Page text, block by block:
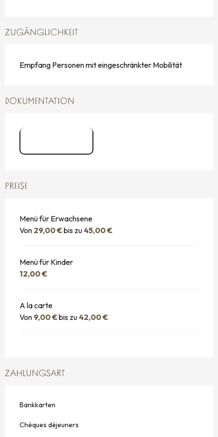
ZUGÄNGLICHKEIT
Empfang Personen mit eingeschränkter Mobilität
DOKUMENTATION
PREISE
Menü für Erwachsene
Von 29,00 €bis zu45,00 €
Menü für Kinder
12,00 €
A la carte
Von 9,00 €bis zu42,00 €
ZAHLUNGSART
Bankkarten
Chèques déjeuners